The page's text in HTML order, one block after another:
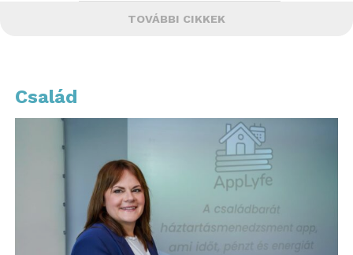
TOVÁBBI CIKKEK
Család